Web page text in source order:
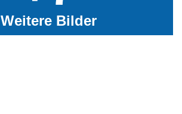
Weitere Bilder